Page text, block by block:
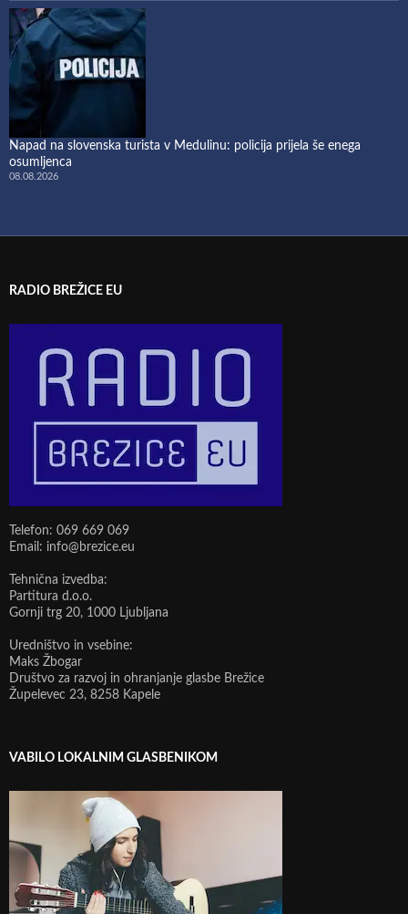
Napad na slovenska turista v Medulinu: policija prijela še enega
osumljenca
08.08.2026
RADIO BREŽICE EU
Telefon: 069 669 069
Email: info@brezice.eu
Tehnična izvedba:
Partitura d.o.o.
Gornji trg 20, 1000 Ljubljana
Uredništvo in vsebine:
Maks Žbogar
Društvo za razvoj in ohranjanje glasbe Brežice
Župelevec 23, 8258 Kapele
VABILO LOKALNIM GLASBENIKOM